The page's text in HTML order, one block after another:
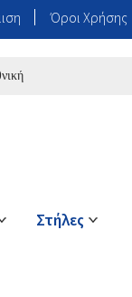
Όροι Χρήσης
Στήλες